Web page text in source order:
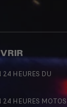
24 HEURES DU
24 HEURES MOTOS